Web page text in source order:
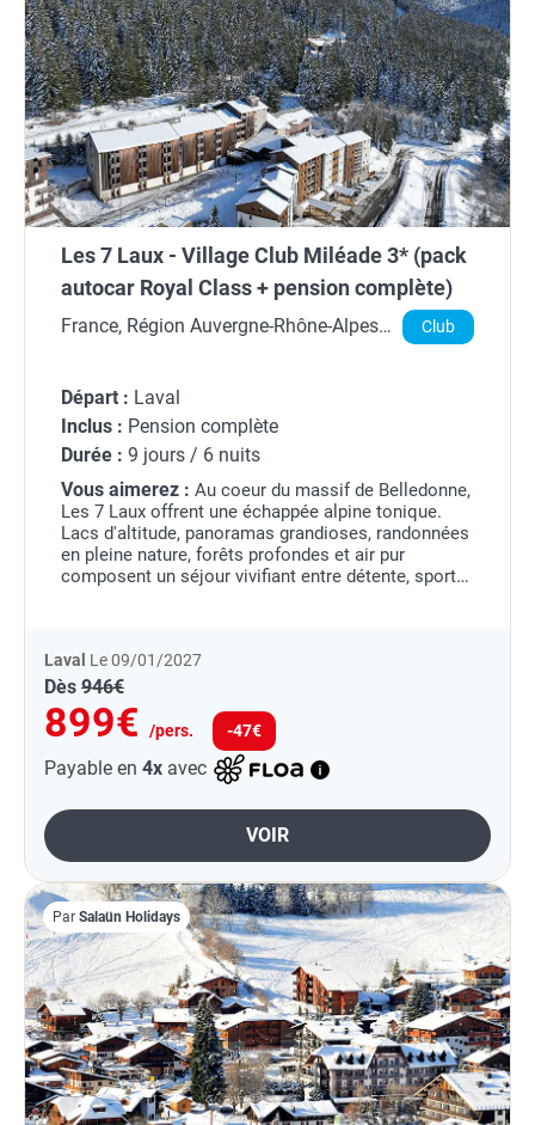
Les 7 Laux - Village Club Miléade 3* (pack
autocar Royal Class + pension complète)
France, Région Auvergne-Rhône-Alpes,
Club
Départ : Laval
Inclus : Pension complète
Durée : 9 jours / 6 nuits
Vous aimerez : Au coeur du massif de Belledonne,
Les 7 Laux offrent une échappée alpine tonique.
Lacs d'altitude, panoramas grandioses, randonnées
en pleine nature, forêts profondes et air pur
composent un séjour vivifiant entre détente, sport
Laval Le 09/01/2027
Dès 946€
899€ /pers. -47€
Payable en 4x avec
VOIR
Par Salaün Holidays